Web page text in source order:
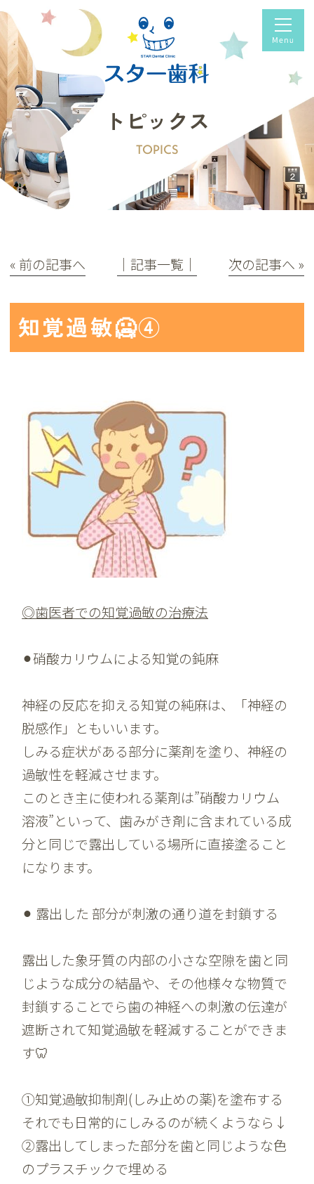
トピックス
TOPICS
« 前の記事へ │記事一覧│ 次の記事へ »
知覚過敏🥶④
◎歯医者での知覚過敏の治療法
⚫︎硝酸カリウムによる知覚の鈍麻
神経の反応を抑える知覚の純麻は、「神経の
脱感作」ともいいます。
しみる症状がある部分に薬剤を塗り、神経の
過敏性を軽減させます。
このとき主に使われる薬剤は”硝酸カリウム
溶液”といって、歯みがき剤に含まれている成
分と同じで露出している場所に直接塗ること
になります。
⚫︎ 露出した 部分が刺激の通り道を封鎖する
露出した象牙質の内部の小さな空隙を歯と同
じような成分の結晶や、その他様々な物質で
封鎖することでら歯の神経への刺激の伝達が
遮断されて知覚過敏を軽減することができま
す🦷
①知覚過敏抑制剤(しみ止めの薬)を塗布する
それでも日常的にしみるのが続くようなら↓
②露出してしまった部分を歯と同じような色
のプラスチックで埋める